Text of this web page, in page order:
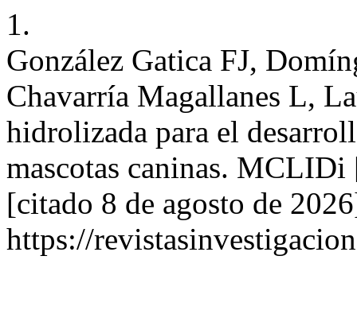
1.
González Gatica FJ,
Chavarría Magallanes L,
hidrolizada para el
mascotas caninas.
[citado 8 de agosto de
https://